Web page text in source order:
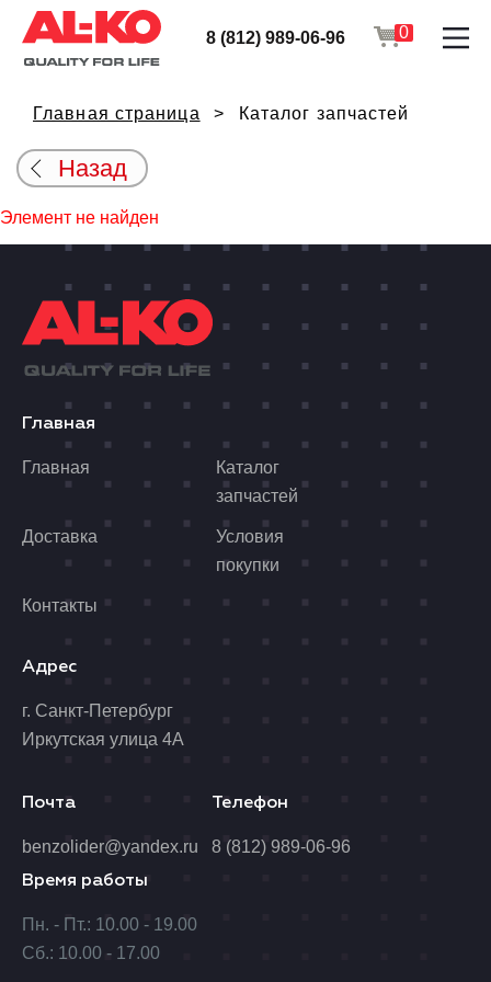
8 (812) 989-06-96 0
Главная страница Каталог запчастей
Назад
Элемент не найден
Главная
Главная
Каталог
запчастей
Доставка
Условия
покупки
Контакты
Адрес
г. Санкт-Петербург
Иркутская улица 4А
Время работы
Пн. - Пт.: 10.00 - 19.00
Сб.: 10.00 - 17.00
Почта
benzolider@yandex.ru
Телефон
8 (812) 989-06-96